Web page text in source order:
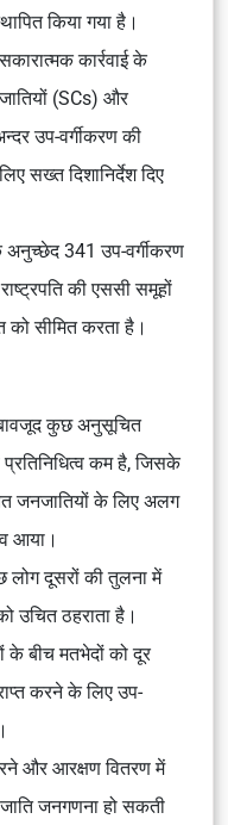
किया गया है।
कार्रवाई के
(SCs) और
उप-वर्गीकरण की
सख्त दिशानिर्देश दिए
341 उप-वर्गीकरण
की एससी समूहों
को सीमित करता है।
बावजूद कुछ अनुसूचित
कम है, जिसके
जनजातियों के लिए अलग
आया।
लोग दूसरों की तुलना में
उचित ठहराता है।
बीच मतभेदों को दूर
करने के लिए उप-
और आरक्षण वितरण में
जनगणना हो सकती